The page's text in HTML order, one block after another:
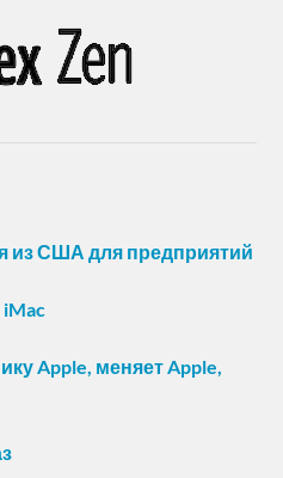
из США для предприятий
Apple, меняет Apple,